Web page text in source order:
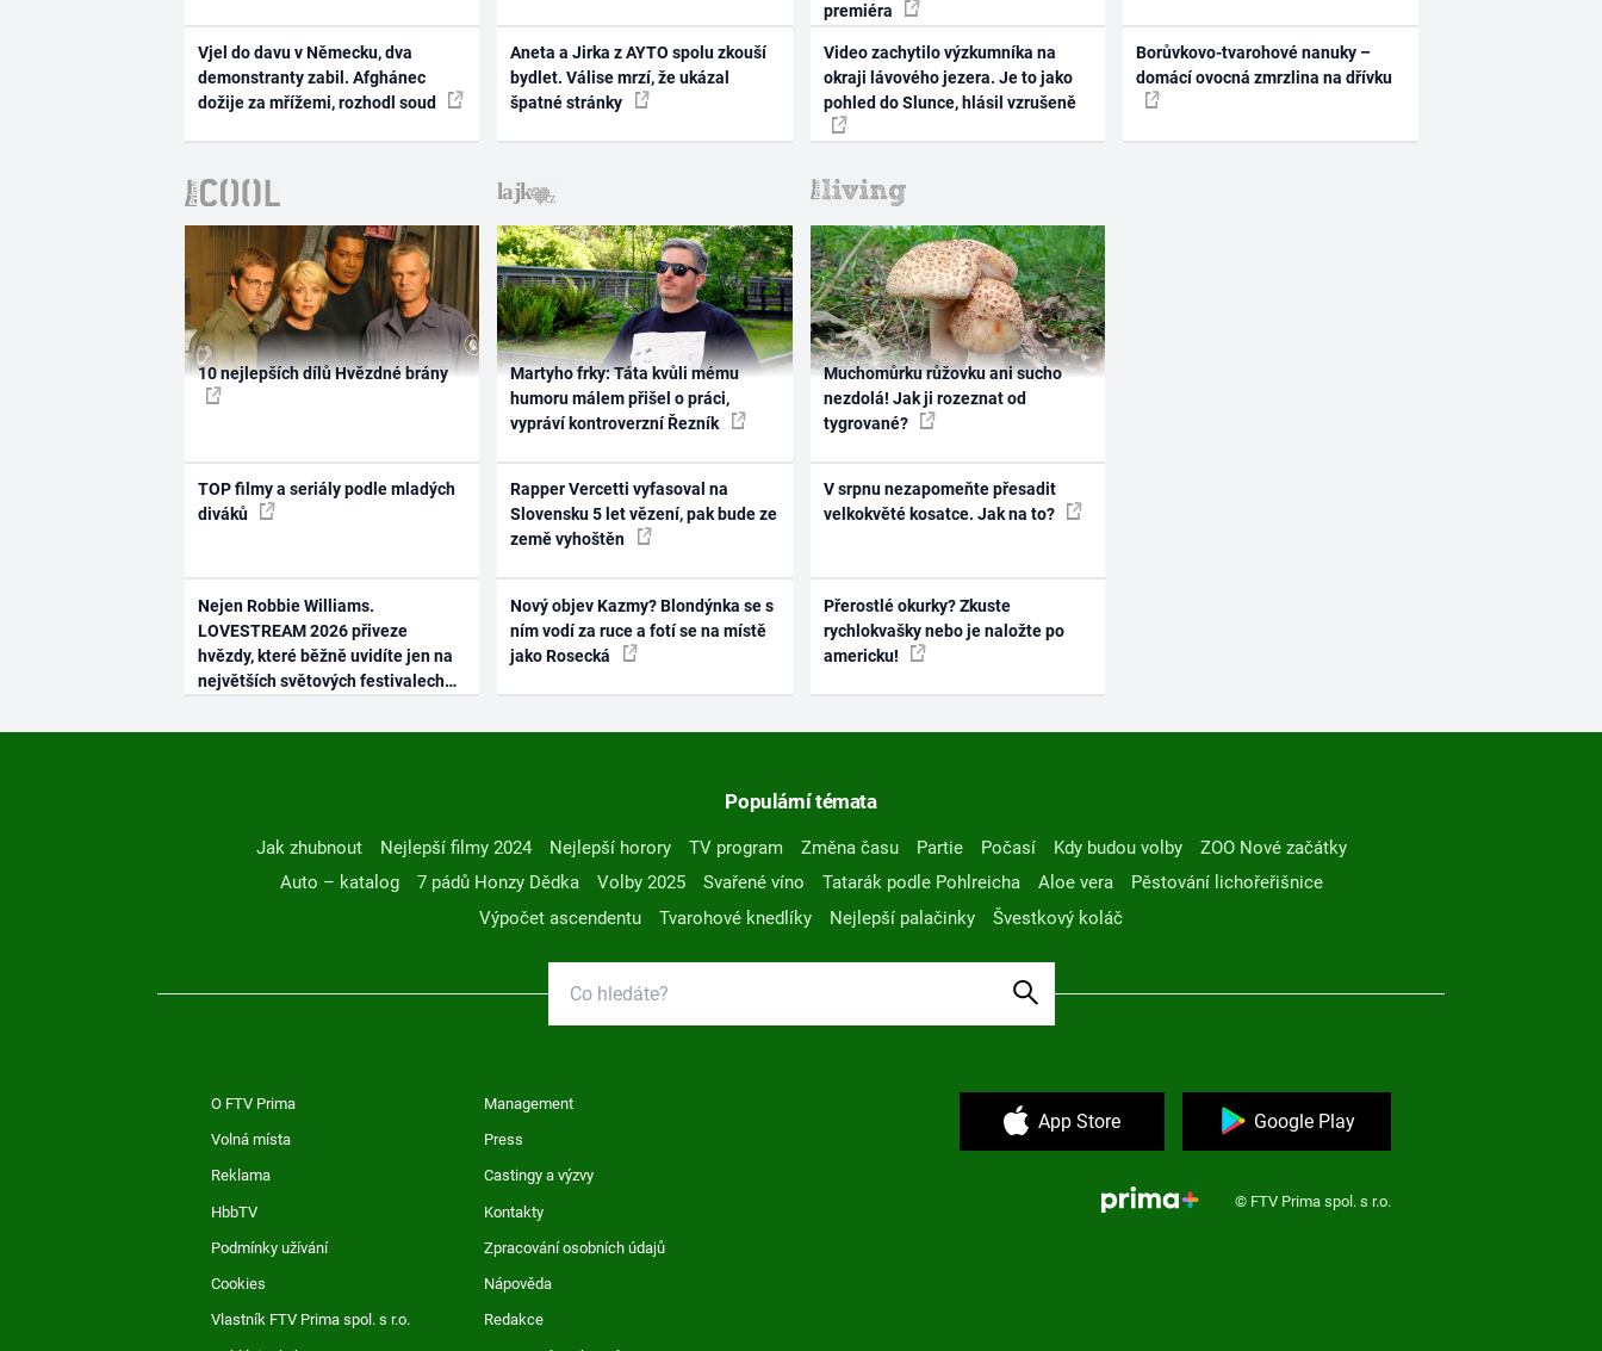
Vjel do davu v Německu, dva
demonstranty zabil. Afghánec
dožije za mřížemi, rozhodl soud
Aneta a Jirka z AYTO spolu zkouší
bydlet. Válise mrzí, že ukázal
špatné stránky
premiéra
Video zachytilo výzkumníka na
okraji lávového jezera. Je to jako
pohled do Slunce, hlásil vzrušeně
Borůvkovo-tvarohové nanuky –
domácí ovocná zmrzlina na dřívku
10 nejlepších dílů Hvězdné brány
TOP filmy a seriály podle mladých
diváků
Nejen Robbie Williams.
LOVESTREAM 2026 přiveze
hvězdy, které běžně uvidíte jen na
největších světových festivalech
Martyho frky: Táta kvůli mému
humoru málem přišel o práci,
vypráví kontroverzní Řezník
Rapper Vercetti vyfasoval na
Slovensku 5 let vězení, pak bude ze
země vyhoštěn
Nový objev Kazmy? Blondýnka se s
ním vodí za ruce a fotí se na místě
jako Rosecká
Muchomůrku růžovku ani sucho
nezdolá! Jak ji rozeznat od
tygrované?
V srpnu nezapomeňte přesadit
velkokvěté kosatce. Jak na to?
Přerostlé okurky? Zkuste
rychlokvašky nebo je naložte po
americku!
Populární témata
Jak zhubnout Nejlepší filmy 2024 Nejlepší horory TV program Změna času Partie Počasí Kdy budou volby
ZOO Nové začátky
Auto – katalog
7 pádů Honzy Dědka Volby 2025 Svařené víno Tatarák podle Pohlreicha Aloe vera
Pěstování lichořeřišnice
Výpočet ascendentu
Tvarohové knedlíky Nejlepší palačinky Švestkový koláč
O FTV Prima Management
Volná místa Press
Reklama Castingy a výzvy
HbbTV Kontakty
Podmínky užívání Zpracování osobních údajů
Cookies Nápověda
Vlastník FTV Prima spol. s r.o. Redakce
App Store Google Play
© FTV Prima spol. s r.o.